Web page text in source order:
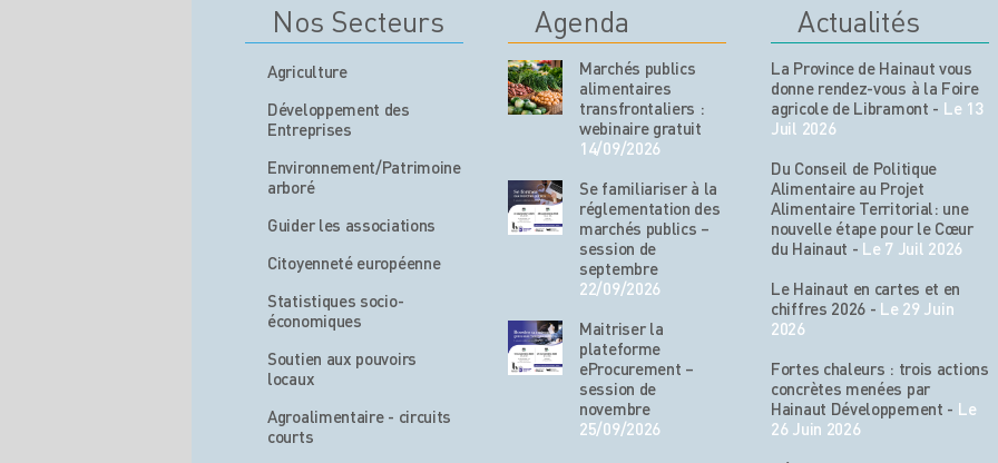
Nos Secteurs
Agriculture
Développement des
Entreprises
Environnement/Patrimoine
arboré
Guider les associations
Citoyenneté européenne
Statistiques socio-
économiques
Soutien aux pouvoirs
locaux
Agroalimentaire - circuits
courts
Agenda
Marchés publics
alimentaires
transfrontaliers :
webinaire gratuit
14/09/2026
Se familiariser à la
réglementation des
marchés publics –
session de
septembre
22/09/2026
Maitriser la
plateforme
eProcurement –
session de
novembre
25/09/2026
Actualités
La Province de Hainaut vous
donne rendez-vous à la Foire
agricole de Libramont - Le 13
Juil 2026
Du Conseil de Politique
Alimentaire au Projet
Alimentaire Territorial: une
nouvelle étape pour le Cœur
du Hainaut - Le 7 Juil 2026
Le Hainaut en cartes et en
chiffres 2026 - Le 29 Juin
2026
Fortes chaleurs : trois actions
concrètes menées par
Hainaut Développement - Le
26 Juin 2026